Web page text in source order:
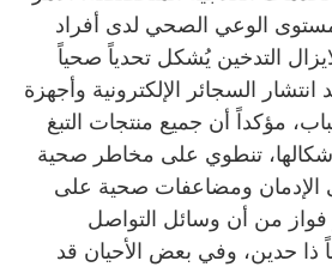
الوعي الصحي لدى أفراد
التدخين يُشكل تحدياً صحياً
انتشار السجائر الإلكترونية وأجهزة
مؤكداً أن جميع منتجات التبغ
أشكالها، تنطوي على مخاطر صحية
الإدمان ومضاعفات صحية على
فواز من أن وسائل التواصل
ذا حدين، وفي بعض الأحيان قد